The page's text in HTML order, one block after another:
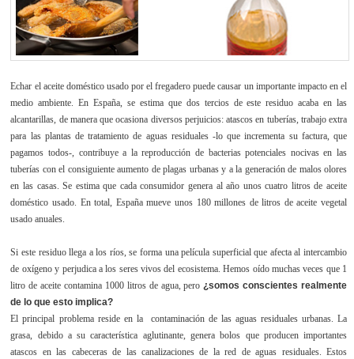
Echar el aceite doméstico usado por el fregadero puede causar un importante impacto en el
medio ambiente. En España, se estima que dos tercios de este residuo acaba en las
alcantarillas, de manera que ocasiona diversos perjuicios: atascos en tuberías, trabajo extra
para las plantas de tratamiento de aguas residuales -lo que incrementa su factura, que
pagamos todos-, contribuye a la reproducción de bacterias potenciales nocivas en las
tuberías con el consiguiente aumento de plagas urbanas y a la generación de malos olores
en las casas. Se estima que cada consumidor genera al año unos cuatro litros de aceite
doméstico usado. En total, España mueve unos 180 millones de litros de aceite vegetal
usado anuales.
Si este residuo llega a los ríos, se forma una película superficial que afecta al intercambio
de oxígeno y perjudica a los seres vivos del ecosistema. Hemos oído muchas veces que 1
litro de aceite contamina 1000 litros de agua, pero¿somos conscientes realmente
de lo que esto implica?
El principal problema reside en la contaminación de las aguas residuales urbanas. La
grasa, debido a su característica aglutinante, genera bolos que producen importantes
atascos en las cabeceras de las canalizaciones de la red de aguas residuales. Estos